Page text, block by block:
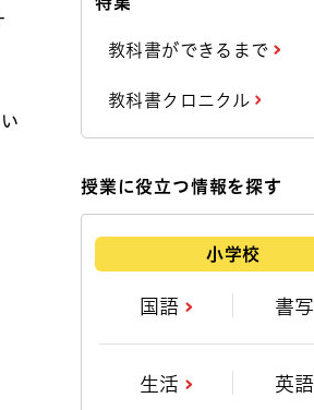
教科書ができるまで
教科書クロニクル
授業に役立つ情報を探す
小学校
国語 書写
生活 英語